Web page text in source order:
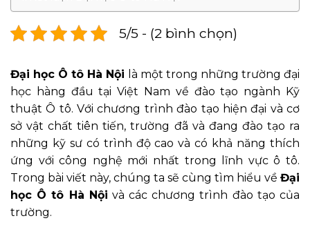
5/5 - (2 bình chọn)
Đại học Ô tô Hà Nội là một trong những trường đại
học hàng đầu tại Việt Nam về đào tạo ngành Kỹ
thuật Ô tô. Với chương trình đào tạo hiện đại và cơ
sở vật chất tiên tiến, trường đã và đang đào tạo ra
những kỹ sư có trình độ cao và có khả năng thích
ứng với công nghệ mới nhất trong lĩnh vực ô tô.
Trong bài viết này, chúng ta sẽ cùng tìm hiểu về Đại
học Ô tô Hà Nội và các chương trình đào tạo của
trường.